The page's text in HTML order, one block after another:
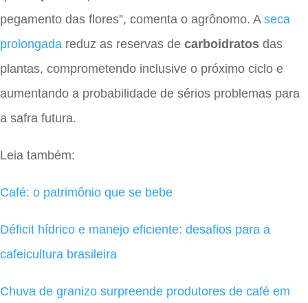
pegamento das flores”, comenta o agrônomo. A seca
prolongada reduz as reservas de carboidratos das
plantas, comprometendo inclusive o próximo ciclo e
aumentando a probabilidade de sérios problemas para
a safra futura.
Leia também:
Café: o patrimônio que se bebe
Déficit hídrico e manejo eficiente: desafios para a
cafeicultura brasileira
Chuva de granizo surpreende produtores de café em